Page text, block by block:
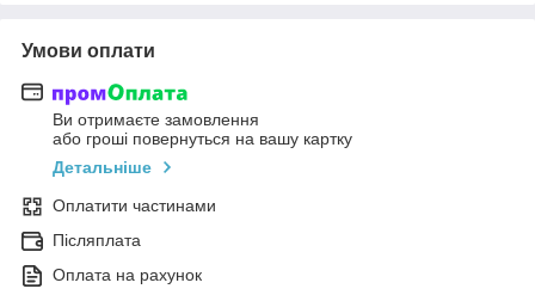
Умови оплати
Ви отримаєте замовлення
або гроші повернуться на вашу картку
Детальніше
Оплатити частинами
Післяплата
Оплата на рахунок